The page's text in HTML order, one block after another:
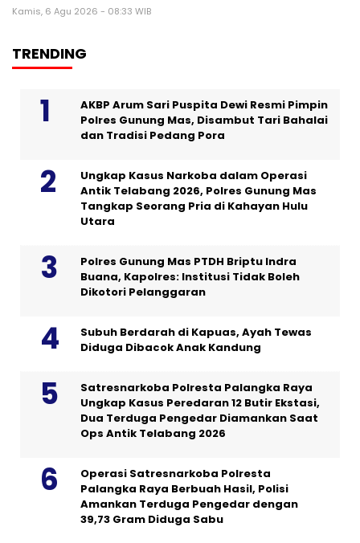
Kamis, 6 Agu 2026 - 08:33 WIB
TRENDING
AKBP Arum Sari Puspita Dewi Resmi Pimpin
Polres Gunung Mas, Disambut Tari Bahalai
dan Tradisi Pedang Pora
Ungkap Kasus Narkoba dalam Operasi
Antik Telabang 2026, Polres Gunung Mas
Tangkap Seorang Pria di Kahayan Hulu
Utara
Polres Gunung Mas PTDH Briptu Indra
Buana, Kapolres: Institusi Tidak Boleh
Dikotori Pelanggaran
Subuh Berdarah di Kapuas, Ayah Tewas
Diduga Dibacok Anak Kandung
Satresnarkoba Polresta Palangka Raya
Ungkap Kasus Peredaran 12 Butir Ekstasi,
Dua Terduga Pengedar Diamankan Saat
Ops Antik Telabang 2026
Operasi Satresnarkoba Polresta
Palangka Raya Berbuah Hasil, Polisi
Amankan Terduga Pengedar dengan
39,73 Gram Diduga Sabu